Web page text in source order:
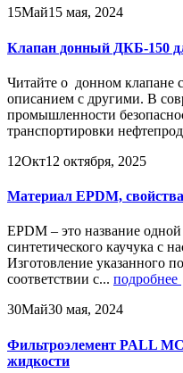
15Май15 мая, 2024
Клапан донный ДКБ-150
Читайте о донном клапане
описанием с другими. В
промышленности
транспортировки
12Окт12 октября, 2025
Материал EPDM,
EPDM – это название
синтетического каучука с
Изготовление указанного
соответствии с... подробнее
30Май30 мая, 2024
Фильтроэлемент PALL
жидкости